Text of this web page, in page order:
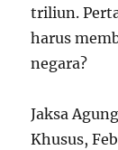
triliun.
harus
negara?
Jaksa
Khusus,